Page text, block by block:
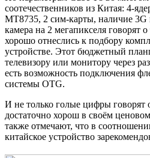
соотечественников из Китая: 4-
MT8735, 2 сим-карты, наличие
камера на 2 мегапикселя говорят
хорошо отнеслись к подбору
устройстве. Этот бюджетный
телевизору или монитору через
есть возможность подключения
системы OTG.
И не только голые цифры говорят
достаточно хорош в своём
также отмечают, что в
китайское устройство